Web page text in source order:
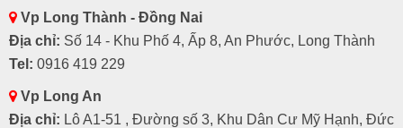
Vp Long Thành - Đồng Nai
Địa chỉ: Số 14 - Khu Phố 4, Ấp 8, An Phước, Long Thành
Tel: 0916 419 229
Vp Long An
Địa chỉ: Lô A1-51 , Đường số 3, Khu Dân Cư Mỹ Hạnh, Đức